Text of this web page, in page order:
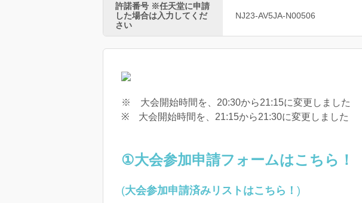
許諾番号 ※任天堂に申請
した場合は入力してくだ
さい
NJ23-AV5JA-N00506
※ 大会開始時間を、20:30から21:15に変更しました
※ 大会開始時間を、21:15から21:30に変更しました
①大会参加申請フォームはこちら！
(大会参加申請済みリストはこちら！ )